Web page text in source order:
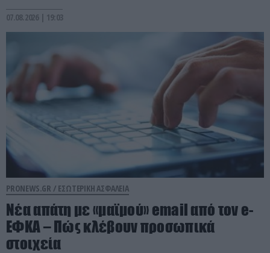
07.08.2026 | 19:03
PRONEWS.GR / ΕΣΩΤΕΡΙΚΗ ΑΣΦΑΛΕΙΑ
Νέα απάτη με «μαϊμού» email από τον e-
ΕΦΚΑ – Πώς κλέβουν προσωπικά
στοιχεία